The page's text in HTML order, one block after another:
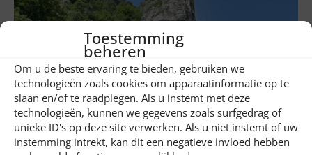
Toestemming
beheren
Om u de beste ervaring te bieden, gebruiken we
technologieën zoals cookies om apparaatinformatie op te
slaan en/of te raadplegen. Als u instemt met deze
technologieën, kunnen we gegevens zoals surfgedrag of
unieke ID's op deze site verwerken. Als u niet instemt of uw
instemming intrekt, kan dit een negatieve invloed hebben